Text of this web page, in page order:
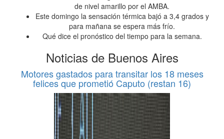
de nivel amarillo por el AMBA.
Este domingo la sensación térmica bajó a 3,4 grados y
para mañana se espera más frío.
Qué dice el pronóstico del tiempo para la semana.
Noticias de Buenos Aires
Motores gastados para transitar los 18 meses
felices que prometió Caputo (restan 16)